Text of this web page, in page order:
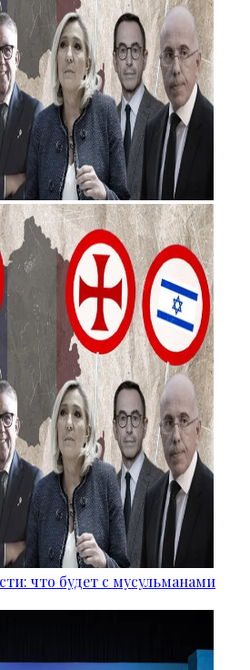
что будет с мусульманами